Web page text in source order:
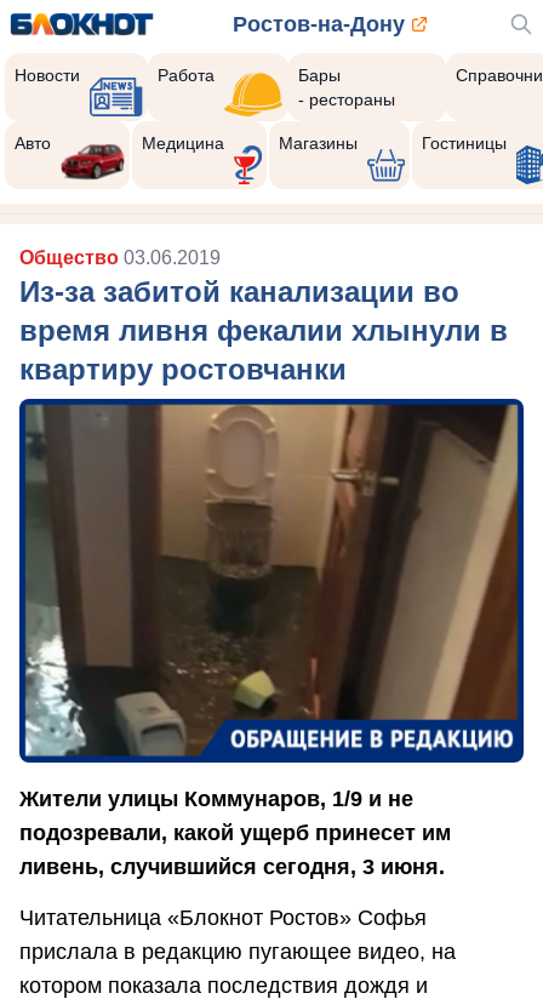
Ростов-на-Дону
Новости Работа
Бары
- рестораны
Авто Медицина Магазины Гостиницы
Общество 03.06.2019
Из-за забитой канализации во
время ливня фекалии хлынули в
квартиру ростовчанки
Жители улицы Коммунаров, 1/9 и не
подозревали, какой ущерб принесет им
ливень, случившийся сегодня, 3 июня.
Читательница «Блокнот Ростов» Софья
прислала в редакцию пугающее видео, на
котором показала последствия дождя и